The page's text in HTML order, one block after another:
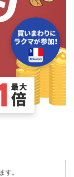
す。